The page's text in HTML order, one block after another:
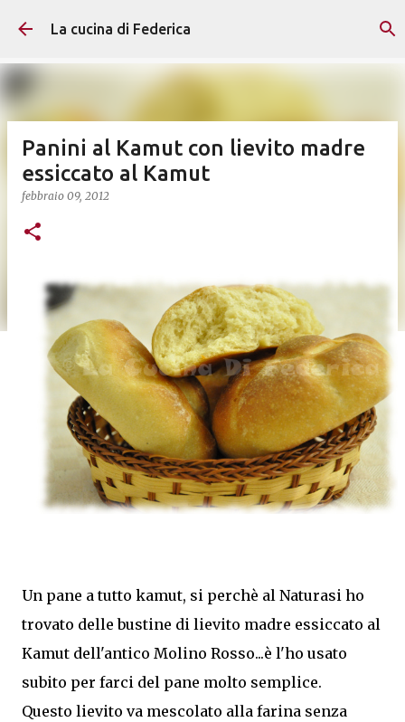
Passa ai contenuti principali
La cucina di Federica
Panini al Kamut con lievito madre
essiccato al Kamut
febbraio 09, 2012
Un pane a tutto kamut, si perchè al Naturasi ho
trovato delle bustine di lievito madre essiccato al
Kamut dell'antico Molino Rosso...è l'ho usato
subito per farci del pane molto semplice.
Questo lievito va mescolato alla farina senza